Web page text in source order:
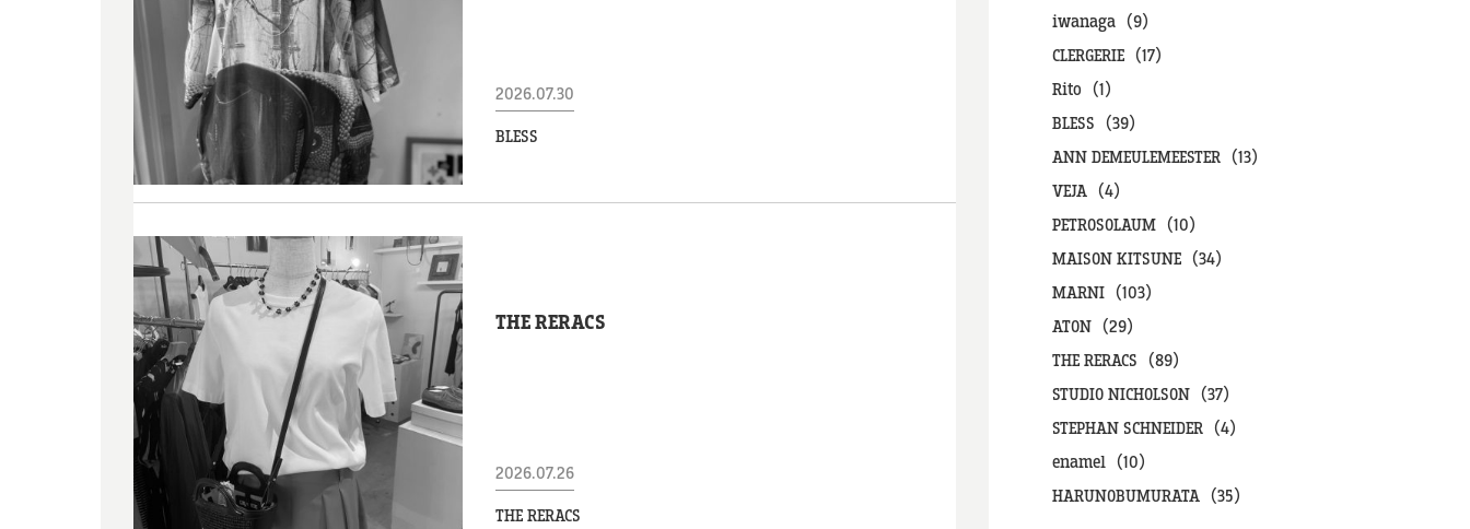
2026.07.30
BLESS
THE RERACS
2026.07.26
THE RERACS
iwanaga（9）
CLERGERIE（17）
Rito（1）
BLESS（39）
ANN DEMEULEMEESTER（13）
VEJA（4）
PETROSOLAUM（10）
MAISON KITSUNE（34）
MARNI（103）
ATON（29）
THE RERACS（89）
STUDIO NICHOLSON（37）
STEPHAN SCHNEIDER（4）
enamel（10）
HARUNOBUMURATA（35）